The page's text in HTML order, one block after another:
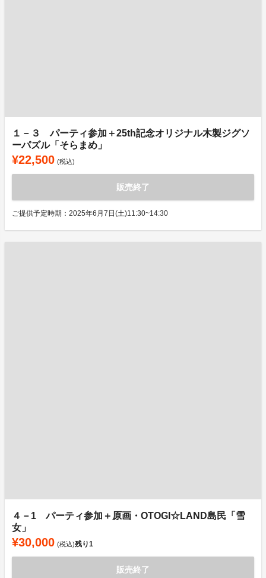
１－３ パーティ参加＋25th記念オリジナル木製ジグソ
ーパズル「そらまめ」
¥22,500 (税込)
販売終了
ご提供予定時期：2025年6月7日(土)11:30~14:30
４－1 パーティ参加＋原画・OTOGI☆LAND島民「雪
女」
¥30,000 (税込)残り1
販売終了